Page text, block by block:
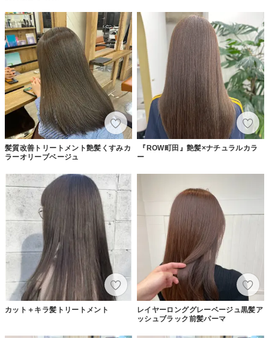
髪質改善トリートメント艶髪くすみカ
ラーオリーブベージュ
『ROW町田』艶髪×ナチュラルカラ
ー
カット＋キラ髪トリートメント
レイヤーロンググレーベージュ黒髪ア
ッシュブラック前髪パーマ